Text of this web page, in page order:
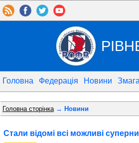
Головна Федерація Новини
Головна сторінка→ Новини
Стали відомі всі можливі